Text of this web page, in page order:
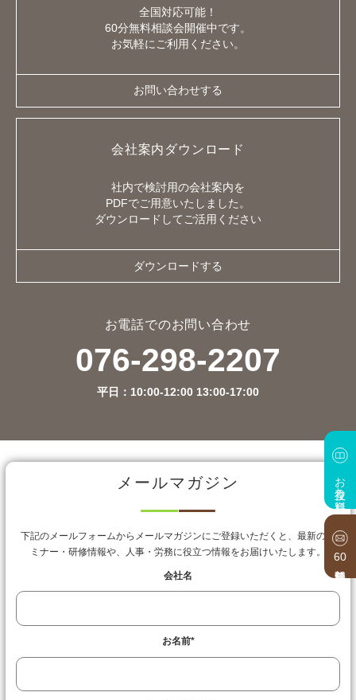
お役立ち資料
60
全国対応可能！
60分無料相談会開催中です。
お気軽にご利用ください。
お問い合わせする
会社案内ダウンロード
社内で検討用の会社案内を
PDFでご用意いたしました。
ダウンロードしてご活用ください
ダウンロードする
お電話でのお問い合わせ
076-298-2207
平日：10:00-12:00 13:00-17:00
メールマガジン
下記のメールフォームからメールマガジンにご登録いただくと、最新のセ
ミナー・研修情報や、人事・労務に役立つ情報をお届けいたします。
会社名
お名前*